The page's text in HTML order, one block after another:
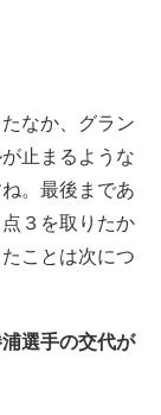
なか、グラン
止まるような
。最後まであ
３を取りたか
ことは次につ
選手の交代が